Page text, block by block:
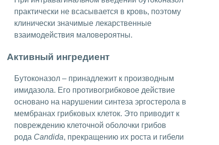
практически не всасывается в кровь, поэтому
клинически значимые лекарственные
взаимодействия маловероятны.
Активный ингредиент
Бутоконазол – принадлежит к производным
имидазола. Его противогрибковое действие
основано на нарушении синтеза эргостерола в
мембранах грибковых клеток. Это приводит к
повреждению клеточной оболочки грибов
рода Candida, прекращению их роста и гибели